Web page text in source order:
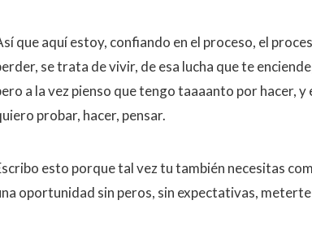
que aquí estoy, confiando en el proceso, el
se trata de vivir, de esa lucha que te
a la vez pienso que tengo taaaanto por hacer,
probar, hacer, pensar.
esto porque tal vez tu también necesitas
oportunidad sin peros, sin expectativas,